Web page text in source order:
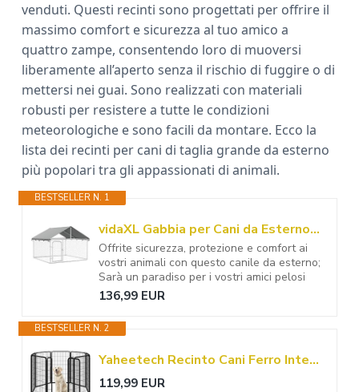
venduti. Questi recinti sono progettati per offrire il
massimo comfort e sicurezza al tuo amico a
quattro zampe, consentendo loro di muoversi
liberamente all’aperto senza il rischio di fuggire o di
mettersi nei guai. Sono realizzati con materiali
robusti per resistere a tutte le condizioni
meteorologiche e sono facili da montare. Ecco la
lista dei recinti per cani di taglia grande da esterno
più popolari tra gli appassionati di animali.
BESTSELLER N. 1
vidaXL Gabbia per Cani da Esterno con Tetto 200x200x150 cm
Offrite sicurezza, protezione e comfort ai
vostri animali con questo canile da esterno;
Sarà un paradiso per i vostri amici pelosi
136,99 EUR
BESTSELLER N. 2
Yaheetech Recinto Cani Ferro Interno Esterno 8 Pannelli 71x120 cm
119,99 EUR